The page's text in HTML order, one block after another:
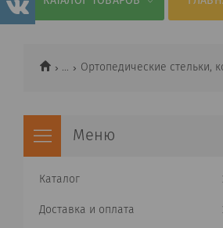
... Ортопедические стельки,
Каталог
Доставка и оплата